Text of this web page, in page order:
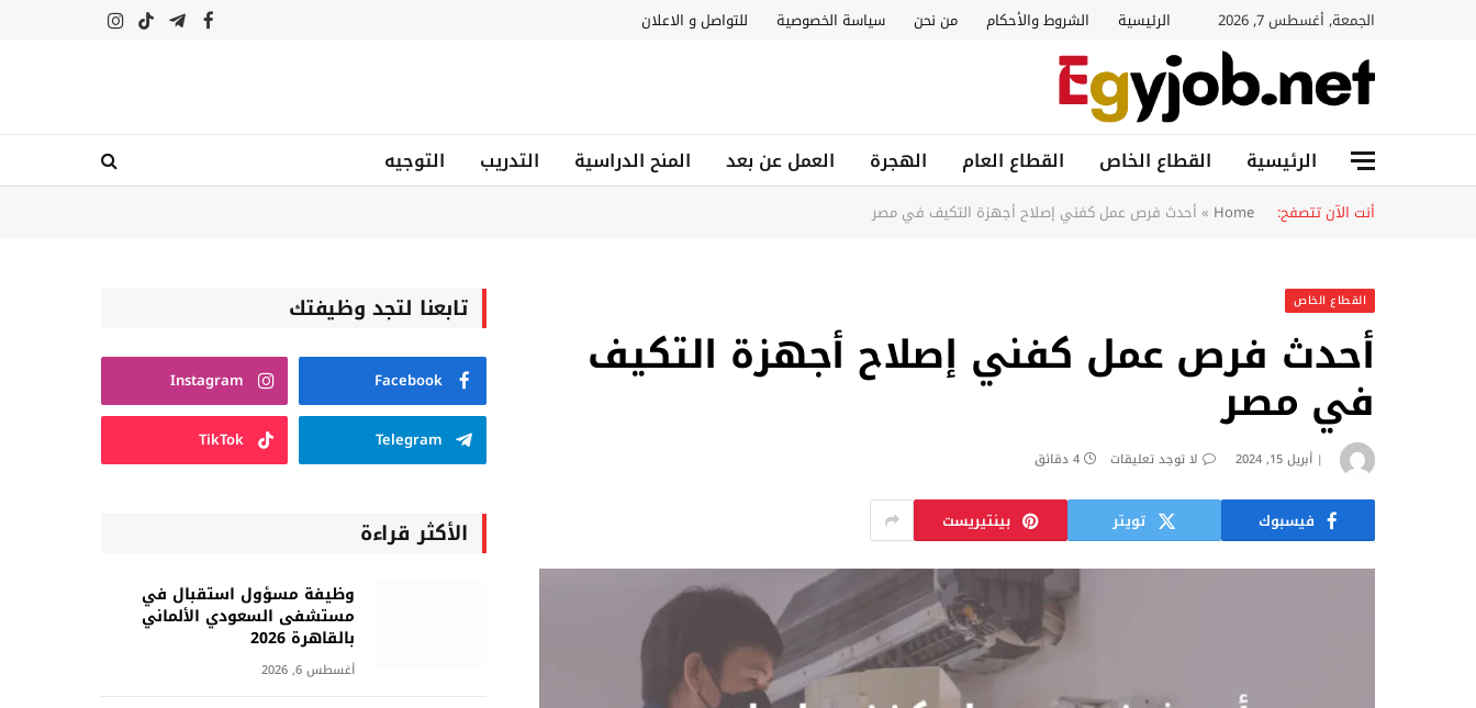
الجمعة, أغسطس 7, 2026 الرئيسية الشروط والأحكام من نحن سياسة الخصوصية للتواصل و الاعلان فيسبوكتيلقرامتيكتوكالانستغرام
الرئيسية القطاع الخاص القطاع العام الهجرة العمل عن بعد المنح الدراسية التدريب التوجيه
أنت الآن تتصفح: Home
» أحدث فرص عمل كفني إصلاح أجهزة التكيف في مصر
القطاع الخاص
أحدث فرص عمل كفني إصلاح أجهزة التكيف
في مصر
أبريل 15, 2024 لا توجد تعليقات 4 دقائق
فيسبوك تويتر بينتيريست
تابعنا لتجد وظيفتك
Facebook
Instagram
Telegram
TikTok
الأكثر قراءة
وظيفة مسؤول استقبال في
مستشفى السعودي الألماني
بالقاهرة 2026
أغسطس 6, 2026